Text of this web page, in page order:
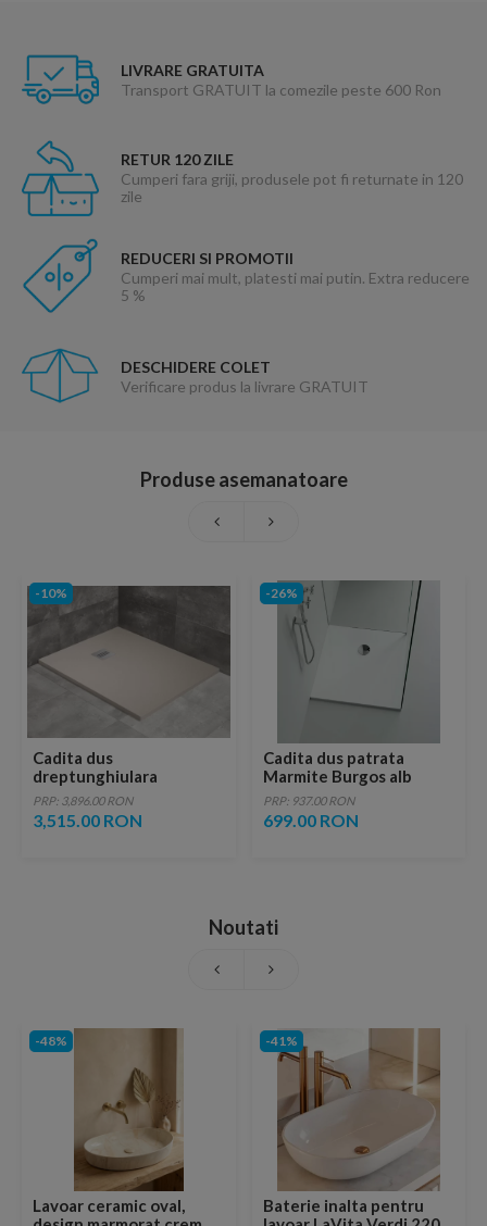
LIVRARE GRATUITA
Transport GRATUIT la comezile peste 600 Ron
RETUR 120 ZILE
Cumperi fara griji, produsele pot fi returnate in 120
zile
REDUCERI SI PROMOTII
Cumperi mai mult, platesti mai putin. Extra reducere
5 %
DESCHIDERE COLET
Verificare produs la livrare GRATUIT
Produse asemanatoare
-10%
Cadita dus
dreptunghiulara
Radaway Kyntos F
210x80xH3 cm,
decupabila
PRP: 3,896.00 RON
3,515.00 RON
-26%
Cadita dus patrata
Marmite Burgos alb
80x80 cm
PRP: 937.00 RON
699.00 RON
Noutati
-48%
Lavoar ceramic oval,
-41%
Baterie inalta pentru